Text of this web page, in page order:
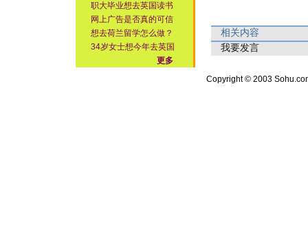
职大毕业想去英国读书
网上广告是否真的可信
想去荷兰留学怎么做？
34岁女士想今年去英国
更多
相关内容
我要发言
Copyright © 2003